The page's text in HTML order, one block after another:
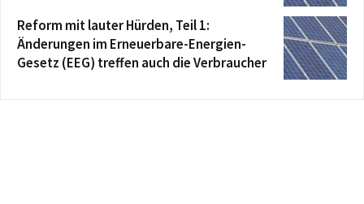
Reform mit lauter Hürden, Teil 1:
Änderungen im Erneuerbare-Energien-
Gesetz (EEG) treffen auch die Verbraucher